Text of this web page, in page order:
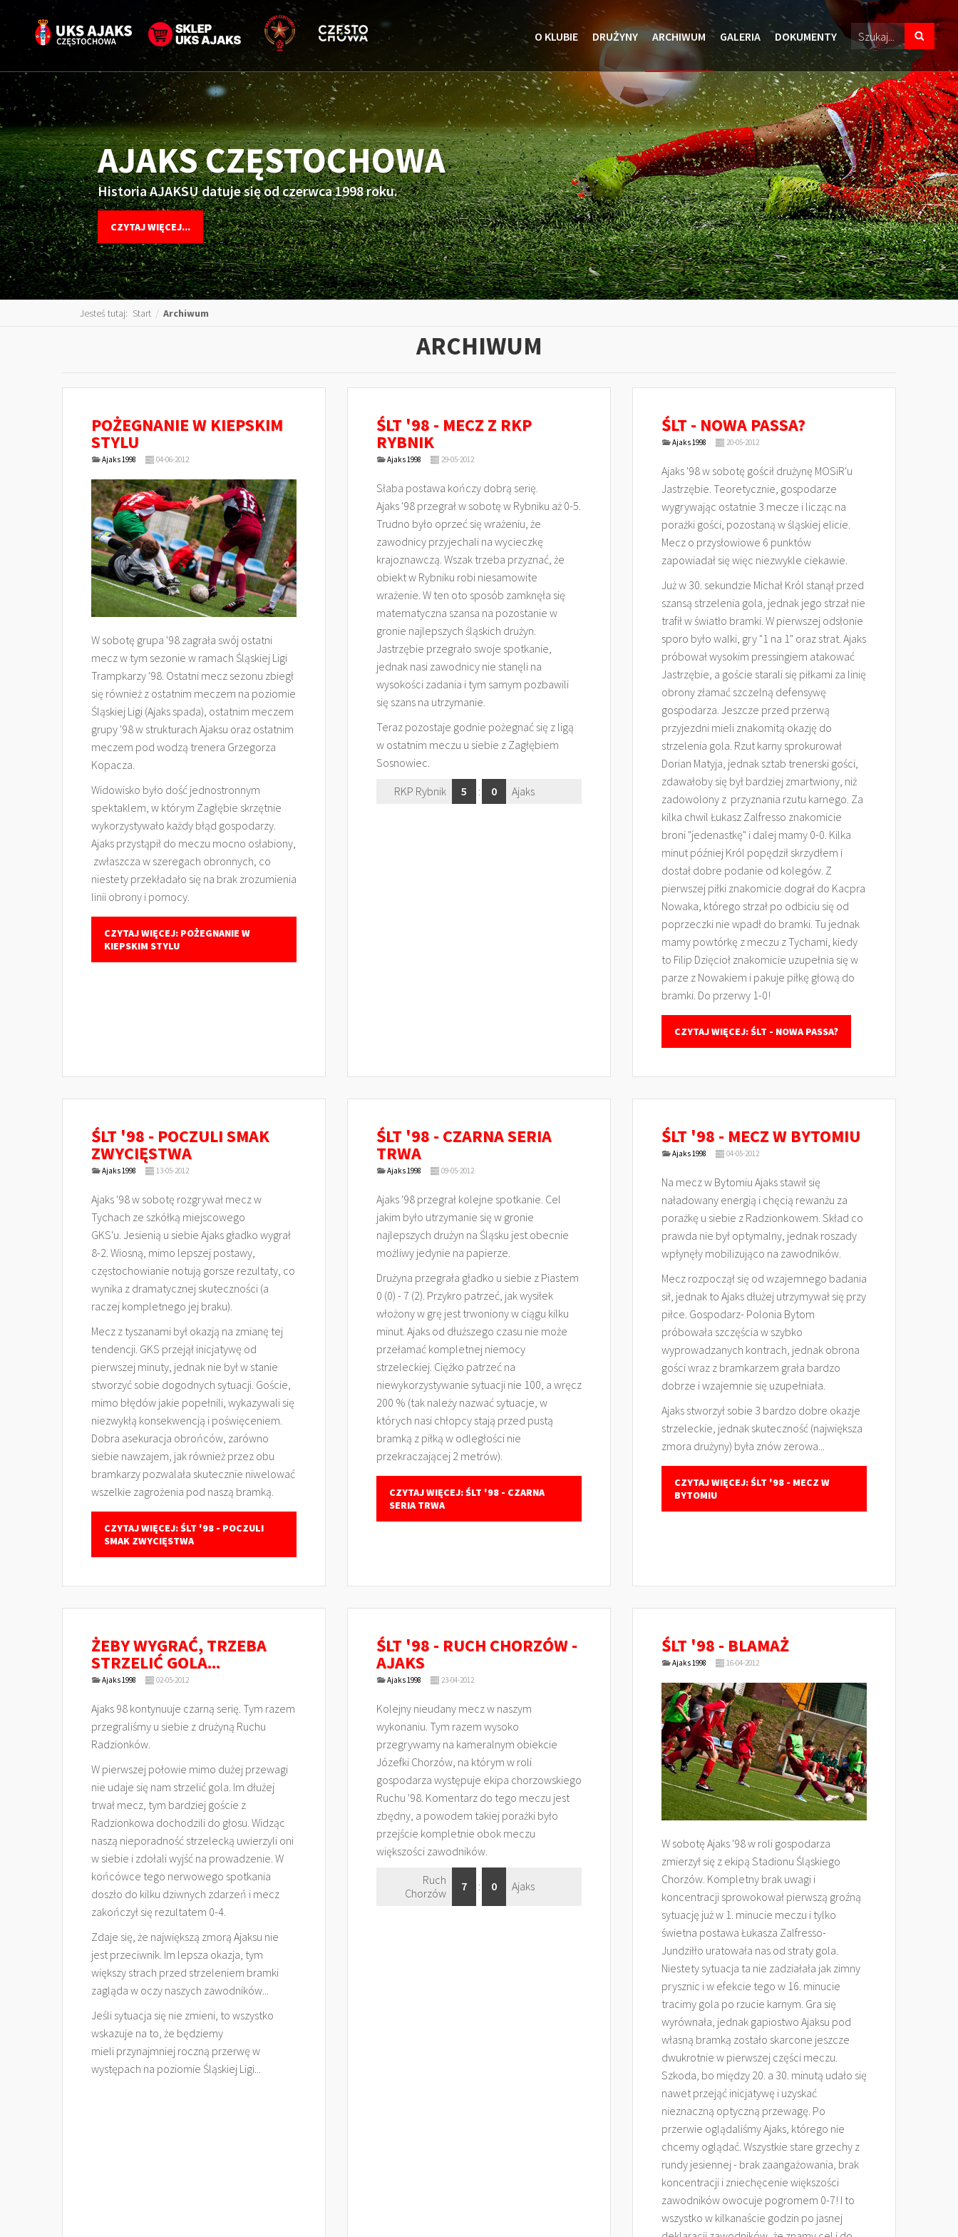
O KLUBIE DRUŻYNY ARCHIWUM GALERIA DOKUMENTY
AJAKS CZĘSTOCHOWA
Historia AJAKSU datuje się od czerwca 1998 roku.
CZYTAJ WIĘCEJ...
Jesteś tutaj: Start / Archiwum
ARCHIWUM
POŻEGNANIE W KIEPSKIM
STYLU
Ajaks 1998 04-06-2012
W sobotę grupa '98 zagrała swój ostatni
mecz w tym sezonie w ramach Śląskiej Ligi
Trampkarzy '98. Ostatni mecz sezonu zbiegł
się również z ostatnim meczem na poziomie
Śląskiej Ligi (Ajaks spada), ostatnim meczem
grupy '98 w strukturach Ajaksu oraz ostatnim
meczem pod wodzą trenera Grzegorza
Kopacza.
Widowisko było dość jednostronnym
spektaklem, w którym Zagłębie skrzętnie
wykorzystywało każdy błąd gospodarzy.
Ajaks przystąpił do meczu mocno osłabiony,
zwłaszcza w szeregach obronnych, co
niestety przekładało się na brak zrozumienia
linii obrony i pomocy.
CZYTAJ WIĘCEJ: POŻEGNANIE W
KIEPSKIM STYLU
ŚLT '98 - MECZ Z RKP
RYBNIK
Ajaks 1998 29-05-2012
Słaba postawa kończy dobrą serię.
Ajaks '98 przegrał w sobotę w Rybniku aż 0-5.
Trudno było oprzeć się wrażeniu, że
zawodnicy przyjechali na wycieczkę
krajoznawczą. Wszak trzeba przyznać, że
obiekt w Rybniku robi niesamowite
wrażenie. W ten oto sposób zamknęła się
matematyczna szansa na pozostanie w
gronie najlepszych śląskich drużyn.
Jastrzębie przegrało swoje spotkanie,
jednak nasi zawodnicy nie stanęli na
wysokości zadania i tym samym pozbawili
się szans na utrzymanie.
Teraz pozostaje godnie pożegnać się z ligą
w ostatnim meczu u siebie z Zagłębiem
Sosnowiec.
RKP Rybnik
5 : 0 Ajaks
ŚLT - NOWA PASSA?
Ajaks 1998 20-05-2012
Ajaks '98 w sobotę gościł drużynę MOSiR'u
Jastrzębie. Teoretycznie, gospodarze
wygrywając ostatnie 3 mecze i licząc na
porażki gości, pozostaną w śląskiej elicie.
Mecz o przysłowiowe 6 punktów
zapowiadał się więc niezwykle ciekawie.
Już w 30. sekundzie Michał Król stanął przed
szansą strzelenia gola, jednak jego strzał nie
trafił w światło bramki. W pierwszej odsłonie
sporo było walki, gry "1 na 1" oraz strat. Ajaks
próbował wysokim pressingiem atakować
Jastrzębie, a goście starali się piłkami za linię
obrony złamać szczelną defensywę
gospodarza. Jeszcze przed przerwą
przyjezdni mieli znakomitą okazję do
strzelenia gola. Rzut karny sprokurował
Dorian Matyja, jednak sztab trenerski gości,
zdawałoby się był bardziej zmartwiony, niż
zadowolony z przyznania rzutu karnego. Za
kilka chwil Łukasz Zalfresso znakomicie
broni "jedenastkę" i dalej mamy 0-0. Kilka
minut później Król popędził skrzydłem i
dostał dobre podanie od kolegów. Z
pierwszej piłki znakomicie dograł do Kacpra
Nowaka, którego strzał po odbiciu się od
poprzeczki nie wpadł do bramki. Tu jednak
mamy powtórkę z meczu z Tychami, kiedy
to Filip Dzięcioł znakomicie uzupełnia się w
parze z Nowakiem i pakuje piłkę głową do
bramki. Do przerwy 1-0!
CZYTAJ WIĘCEJ: ŚLT - NOWA PASSA?
ŚLT '98 - POCZULI SMAK
ZWYCIĘSTWA
Ajaks 1998 13-05-2012
Ajaks '98 w sobotę rozgrywał mecz w
Tychach ze szkółką miejscowego
GKS'u. Jesienią u siebie Ajaks gładko wygrał
8-2. Wiosną, mimo lepszej postawy,
częstochowianie notują gorsze rezultaty, co
wynika z dramatycznej skuteczności (a
raczej kompletnego jej braku).
Mecz z tyszanami był okazją na zmianę tej
tendencji. GKS przejął inicjatywę od
pierwszej minuty, jednak nie był w stanie
stworzyć sobie dogodnych sytuacji. Goście,
mimo błędów jakie popełnili, wykazywali się
niezwykłą konsekwencją i poświęceniem.
Dobra asekuracja obrońców, zarówno
siebie nawzajem, jak również przez obu
bramkarzy pozwalała skutecznie niwelować
wszelkie zagrożenia pod naszą bramką.
CZYTAJ WIĘCEJ: ŚLT '98 - POCZULI
SMAK ZWYCIĘSTWA
ŚLT '98 - CZARNA SERIA
TRWA
Ajaks 1998 09-05-2012
Ajaks '98 przegrał kolejne spotkanie. Cel
jakim było utrzymanie się w gronie
najlepszych drużyn na Śląsku jest obecnie
możliwy jedynie na papierze.
Drużyna przegrała gładko u siebie z Piastem
0 (0) - 7 (2). Przykro patrzeć, jak wysiłek
włożony w grę jest trwoniony w ciągu kilku
minut. Ajaks od dłuższego czasu nie może
przełamać kompletnej niemocy
strzeleckiej. Ciężko patrzeć na
niewykorzystywanie sytuacji nie 100, a wręcz
200 % (tak należy nazwać sytuacje, w
których nasi chłopcy stają przed pustą
bramką z piłką w odległości nie
przekraczającej 2 metrów).
CZYTAJ WIĘCEJ: ŚLT '98 - CZARNA
SERIA TRWA
ŚLT '98 - MECZ W BYTOMIU
Ajaks 1998 04-05-2012
Na mecz w Bytomiu Ajaks stawił się
naładowany energią i chęcią rewanżu za
porażkę u siebie z Radzionkowem. Skład co
prawda nie był optymalny, jednak roszady
wpłynęły mobilizująco na zawodników.
Mecz rozpoczął się od wzajemnego badania
sił, jednak to Ajaks dłużej utrzymywał się przy
piłce. Gospodarz- Polonia Bytom
próbowała szczęścia w szybko
wyprowadzanych kontrach, jednak obrona
gości wraz z bramkarzem grała bardzo
dobrze i wzajemnie się uzupełniała.
Ajaks stworzył sobie 3 bardzo dobre okazje
strzeleckie, jednak skuteczność (największa
zmora drużyny) była znów zerowa...
CZYTAJ WIĘCEJ: ŚLT '98 - MECZ W
BYTOMIU
ŻEBY WYGRAĆ, TRZEBA
STRZELIĆ GOLA...
Ajaks 1998 02-05-2012
Ajaks 98 kontynuuje czarną serię. Tym razem
przegraliśmy u siebie z drużyną Ruchu
Radzionków.
W pierwszej połowie mimo dużej przewagi
nie udaje się nam strzelić gola. Im dłużej
trwał mecz, tym bardziej goście z
Radzionkowa dochodzili do głosu. Widząc
naszą nieporadność strzelecką uwierzyli oni
w siebie i zdołali wyjść na prowadzenie. W
końcówce tego nerwowego spotkania
doszło do kilku dziwnych zdarzeń i mecz
zakończył się rezultatem 0-4.
Zdaje się, że największą zmorą Ajaksu nie
jest przeciwnik. Im lepsza okazja, tym
większy strach przed strzeleniem bramki
zagląda w oczy naszych zawodników...
Jeśli sytuacja się nie zmieni, to wszystko
wskazuje na to, że będziemy
mieli przynajmniej roczną przerwę w
występach na poziomie Śląskiej Ligi...
ŚLT '98 - RUCH CHORZÓW -
AJAKS
Ajaks 1998 23-04-2012
Kolejny nieudany mecz w naszym
wykonaniu. Tym razem wysoko
przegrywamy na kameralnym obiekcie
Józefki Chorzów, na którym w roli
gospodarza występuje ekipa chorzowskiego
Ruchu '98. Komentarz do tego meczu jest
zbędny, a powodem takiej porażki było
przejście kompletnie obok meczu
większości zawodników.
Ruch
Chorzów
7 : 0 Ajaks
ŚLT '98 - BLAMAŻ
Ajaks 1998 16-04-2012
W sobotę Ajaks '98 w roli gospodarza
zmierzył się z ekipą Stadionu Śląskiego
Chorzów. Kompletny brak uwagi i
koncentracji sprowokował pierwszą groźną
sytuację już w 1. minucie meczu i tylko
świetna postawa Łukasza Zalfresso-
Jundziłło uratowała nas od straty gola.
Niestety sytuacja ta nie zadziałała jak zimny
prysznic i w efekcie tego w 16. minucie
tracimy gola po rzucie karnym. Gra się
wyrównała, jednak gapiostwo Ajaksu pod
własną bramką zostało skarcone jeszcze
dwukrotnie w pierwszej części meczu.
Szkoda, bo między 20. a 30. minutą udało się
nawet przejąć inicjatywę i uzyskać
nieznaczną optyczną przewagę. Po
przerwie oglądaliśmy Ajaks, którego nie
chcemy oglądać. Wszystkie stare grzechy z
rundy jesiennej - brak zaangażowania, brak
koncentracji i zniechęcenie większości
zawodników owocuje pogromem 0-7! I to
wszystko w kilkanaście godzin po jasnej